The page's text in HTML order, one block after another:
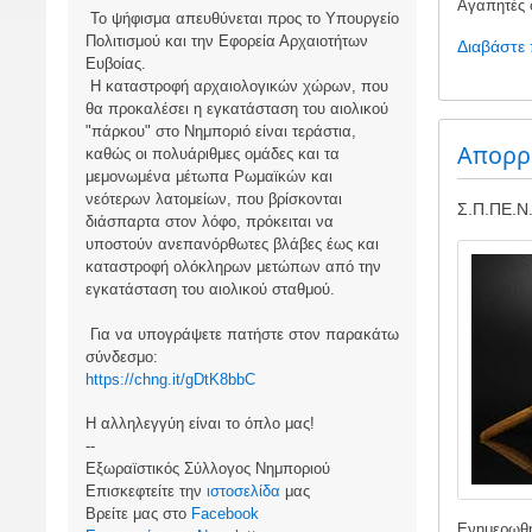
Αγαπητές
Διαβάστε
Image
Το ψήφισμα απευθύνεται προς το Υπουργείο
Πολιτισμού και την Εφορεία Αρχαιοτήτων
Ευβοίας.
Η καταστροφή αρχαιολογικών χώρων, που
θα προκαλέσει η εγκατάσταση του αιολικού
"πάρκου" στο Νημποριό είναι τεράστια,
καθώς οι πολυάριθμες ομάδες και τα
μεμονωμένα μέτωπα Ρωμαϊκών και
νεότερων λατομείων, που βρίσκονται
διάσπαρτα στον λόφο, πρόκειται να
υποστούν ανεπανόρθωτες βλάβες έως και
καταστροφή ολόκληρων μετώπων από την
εγκατάσταση του αιολικού σταθμού.
Για να υπογράψετε πατήστε στον παρακάτω
σύνδεσμο:
https://chng.it/gDtK8bbC
Η αλληλεγγύη είναι το όπλο μας!
--
Εξωραϊστικός Σύλλογος Νημποριού
Επισκεφτείτε την ιστοσελίδα μας
Βρείτε μας στο Facebook